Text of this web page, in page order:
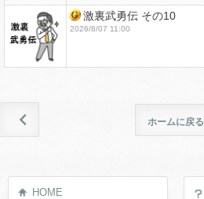
激裏武勇伝 その10
2026/8/07 11:00
ホームに戻る
HOME